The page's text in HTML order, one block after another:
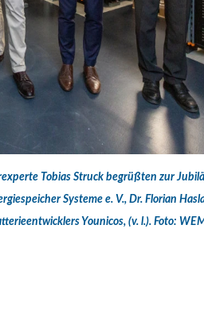
Tobias Struck begrüßten zur
Systeme e. V., Dr. Florian
Younicos, (v. l.). Foto: